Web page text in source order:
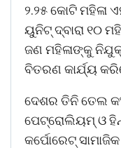
୨.୨୫ କୋଟି ମହିଳା
ୟୁନିଟ୍ ଦ୍ବାରା ୧୦
ଜଣ ମହିଳାଙ୍କୁ
ବିତରଣ କାର୍ଯ୍ୟ
ଦେଶର ତିନି ତେଲ
ପେଟ୍ରୋଲିୟମ୍ ଓ
କର୍ପୋରେଟ୍